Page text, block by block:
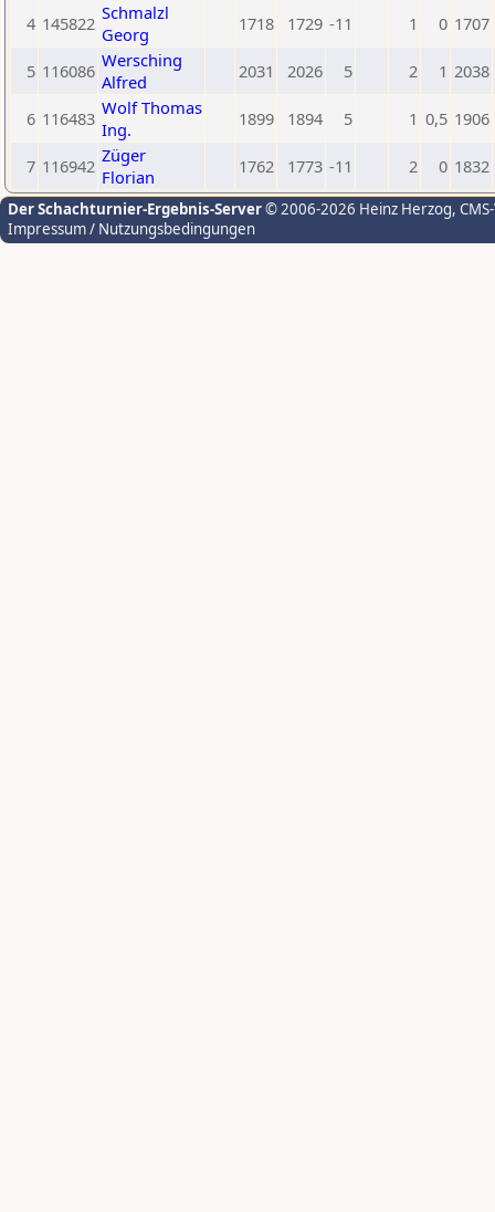
4 145822 Schmalzl
Georg
1718 1729 -11 1 0 1707
5 116086 Wersching
Alfred
2031 2026 5 2 1 2038
6 116483 Wolf Thomas
Ing.
1899 1894 5 1 0,5 1906
7 116942 Züger
Florian
1762 1773 -11 2 0 1832
Der Schachturnier-Ergebnis-Server© 2006-2026 Heinz Herzog,
Impressum / Nutzungsbedingungen